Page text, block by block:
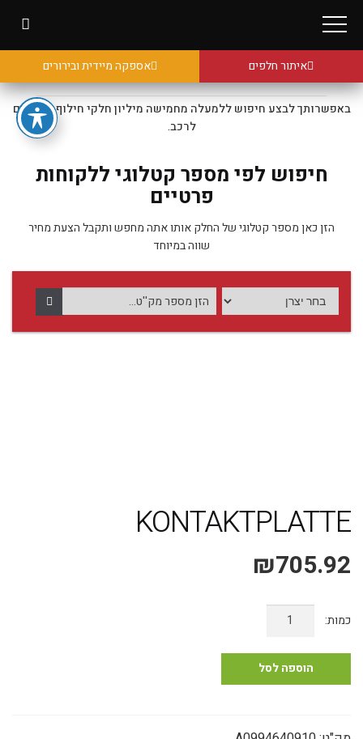
איתור חלפים אספקה מיידית ובירורים
באפשרותך לבצע חיפוש ללמעלה מחמישה מיליון חלקי חילוף מקוריים
לרכב.
חיפוש לפי מספר קטלוגי ללקוחות
פרטיים
הזן כאן מספר קטלוגי של החלק אותו אתה מחפש ותקבל הצעת מחיר
שווה במיוחד
KONTAKTPLATTE
₪705.92
הוספה לסל